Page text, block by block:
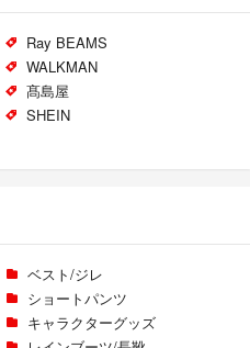
Ray BEAMS
WALKMAN
髙島屋
SHEIN
ベスト/ジレ
ショートパンツ
キャラクターグッズ